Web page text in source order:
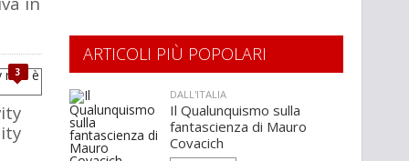
3
ARTICOLI PIÙ POPOLARI
DALL'ITALIA
Il Qualunquismo sulla
fantascienza di Mauro
Covacich